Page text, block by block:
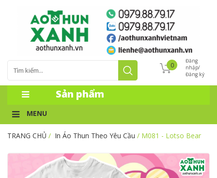
Đăng
nhập/
Đăng ký
0
Sản phẩm
MENU
TRANG CHỦ / In Áo Thun Theo Yêu Cầu / M081 - Lotso Bear